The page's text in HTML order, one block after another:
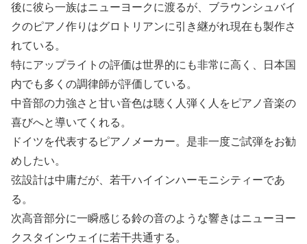
後に彼ら一族はニューヨークに渡るが、ブラウンシュバイ
クのピアノ作りはグロトリアンに引き継がれ現在も製作さ
れている。
特にアップライトの評価は世界的にも非常に高く、日本国
内でも多くの調律師が評価している。
中音部の力強さと甘い音色は聴く人弾く人をピアノ音楽の
喜びへと導いてくれる。
ドイツを代表するピアノメーカー。是非一度ご試弾をお勧
めしたい。
弦設計は中庸だが、若干ハイインハーモニシティーであ
る。
次高音部分に一瞬感じる鈴の音のような響きはニューヨー
クスタインウェイに若干共通する。